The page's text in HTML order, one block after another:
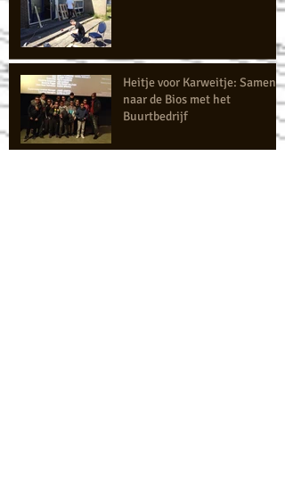
Heitje voor Karweitje: Samen
naar de Bios met het
Buurtbedrijf